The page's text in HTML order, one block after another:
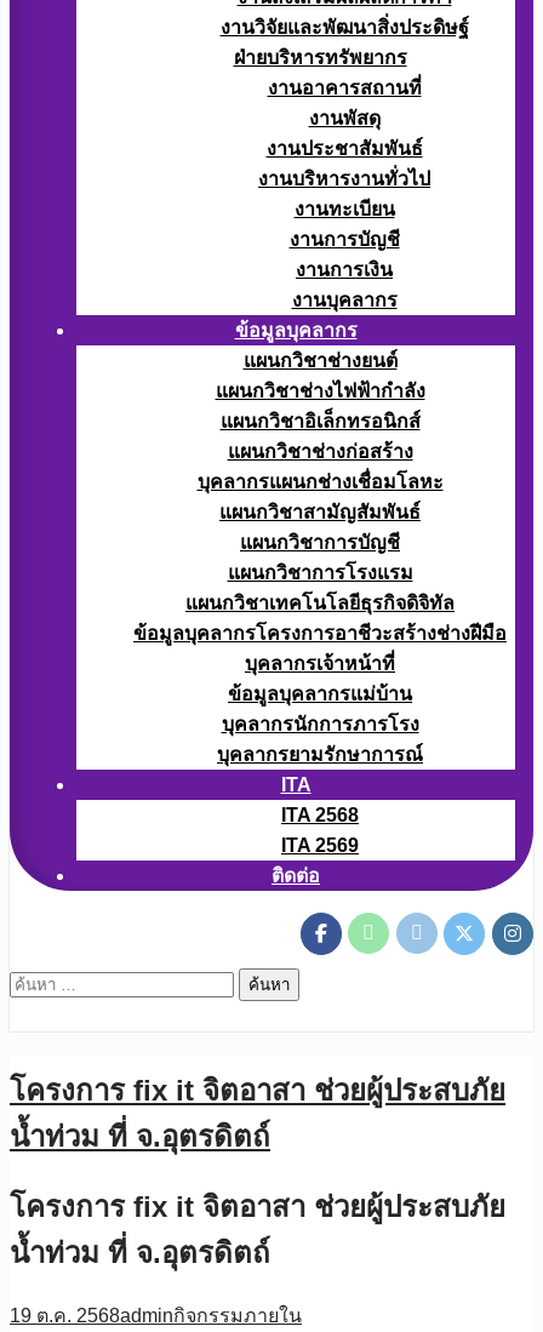
งานวิจัยและพัฒนาสิ่งประดิษฐ์
ฝ่ายบริหารทรัพยากร
งานอาคารสถานที่
งานพัสดุ
งานประชาสัมพันธ์
งานบริหารงานทั่วไป
งานทะเบียน
งานการบัญชี
งานการเงิน
งานบุคลากร
ข้อมูลบุคลากร
แผนกวิชาช่างยนต์
แผนกวิชาช่างไฟฟ้ากำลัง
แผนกวิชาอิเล็กทรอนิกส์
แผนกวิชาช่างก่อสร้าง
บุคลากรแผนกช่างเชื่อมโลหะ
แผนกวิชาสามัญสัมพันธ์
แผนกวิชาการบัญชี
แผนกวิชาการโรงแรม
แผนกวิชาเทคโนโลยีธุรกิจดิจิทัล
ข้อมูลบุคลากรโครงการอาชีวะสร้างช่างฝีมือ
บุคลากรเจ้าหน้าที่
ข้อมูลบุคลากรแม่บ้าน
บุคลากรนักการภารโรง
บุคลากรยามรักษาการณ์
ITA
ITA 2568
ITA 2569
ติดต่อ
ค้นหา
โครงการ fix it จิตอาสา ช่วยผู้ประสบภัย
น้ำท่วม ที่ จ.อุตรดิตถ์
โครงการ fix it จิตอาสา ช่วยผู้ประสบภัย
น้ำท่วม ที่ จ.อุตรดิตถ์
19 ต.ค. 2568adminกิจกรรมภายใน